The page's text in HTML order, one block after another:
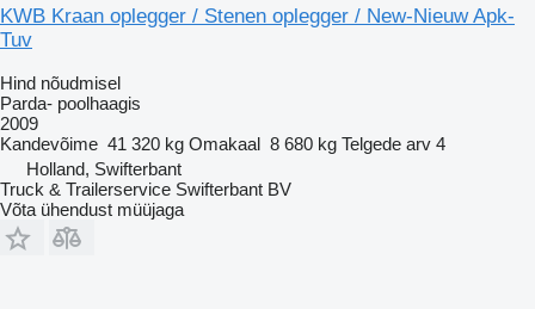
KWB Kraan oplegger / Stenen oplegger / New-Nieuw Apk-
Tuv
Hind nõudmisel
Parda- poolhaagis
2009
Kandevõime 41 320 kg Omakaal 8 680 kg Telgede arv 4
Holland, Swifterbant
Truck & Trailerservice Swifterbant BV
Võta ühendust müüjaga